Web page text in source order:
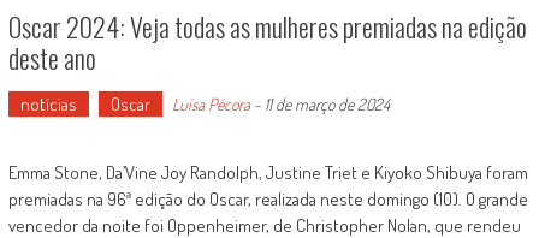
Oscar 2024: Veja todas as mulheres premiadas na edição
deste ano
notícias Oscar Luísa Pécora- 11 de março de 2024
Emma Stone, Da’Vine Joy Randolph, Justine Triet e Kiyoko Shibuya foram
premiadas na 96ª edição do Oscar, realizada neste domingo (10). O grande
vencedor da noite foi Oppenheimer, de Christopher Nolan, que rendeu